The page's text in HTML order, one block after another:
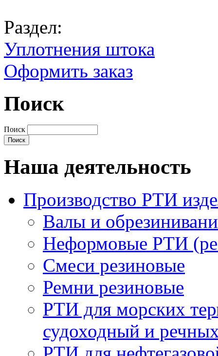
Раздел:
Уплотнения штока
Оформить заказ
Поиск
Поиск
Наша деятельность
Производство РТИ
Валы и
Неформовые РТИ
Смеси резиновые
Ремни резиновые
РТИ для морских
судоходный и